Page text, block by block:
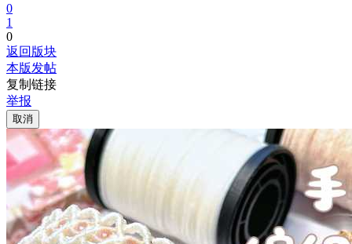
0
1
0
返回版块
本版发帖
复制链接
举报
取消